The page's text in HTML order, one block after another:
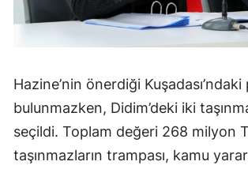
Hazine’nin önerdiği
bulunmazken, Didim’deki iki
seçildi. Toplam değeri 268 milyon
taşınmazların trampası, kamu